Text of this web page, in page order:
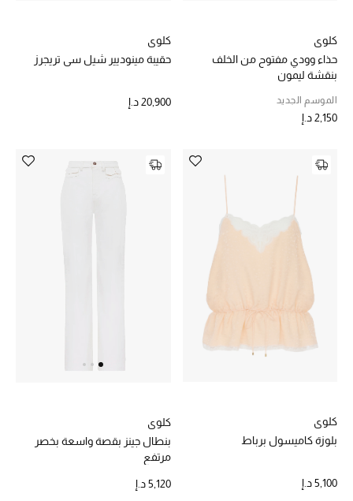
نسوقوا أحدث ما وصلنا
خصومات
ما وصلنا حديثاً
الموسم الجديد
ركن أناقة المنتجعات
حصريًا عبر الإنترنت
الملابس الرياضية النسائية
كلوي
حذاء وودي مفتوح من الخلف
بنقشة ليمون
الموسم الجديد
2,150 د.إ
كلوي
حقيبة مينوديير شيل سي تريجرز
20,900 د.إ
كلوي
بلوزة كاميسول برباط
5,100 د.إ
كلوي
بنطال جينز بقصة واسعة بخصر
مرتفع
5,120 د.إ